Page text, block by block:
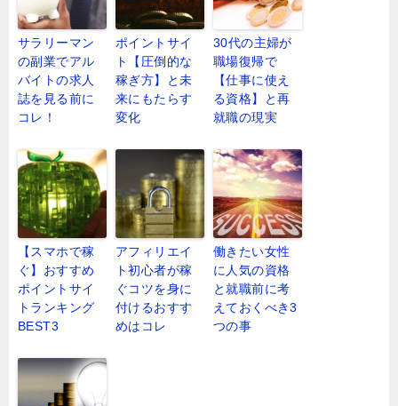
サラリーマン
の副業でアル
バイトの求人
誌を見る前に
コレ！
ポイントサイ
ト【圧倒的な
稼ぎ方】と未
来にもたらす
変化
30代の主婦が
職場復帰で
【仕事に使え
る資格】と再
就職の現実
【スマホで稼
ぐ】おすすめ
ポイントサイ
トランキング
BEST3
アフィリエイ
ト初心者が稼
ぐコツを身に
付けるおすす
めはコレ
働きたい女性
に人気の資格
と就職前に考
えておくべき3
つの事